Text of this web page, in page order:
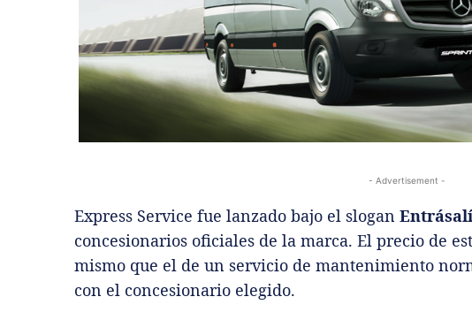
- Advertisement -
Express Service fue lanzado bajo el slogan
concesionarios oficiales de la marca. El precio de
mismo que el de un servicio de mantenimiento
con el concesionario elegido.